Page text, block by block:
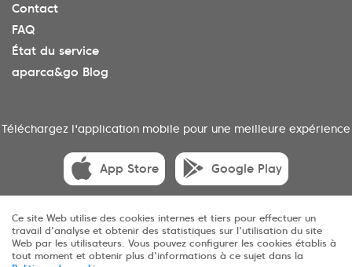
Contact
FAQ
État du service
aparca&go Blog
Téléchargez l'application mobile pour une meilleure expérience
App Store Google Play
© 2025 aparca&go Tous droits réservés
Ce site Web utilise des cookies internes et tiers pour effectuer un
travail d'analyse et obtenir des statistiques sur l'utilisation du site
Web par les utilisateurs. Vous pouvez configurer les cookies établis à
tout moment et obtenir plus d'informations à ce sujet dans la